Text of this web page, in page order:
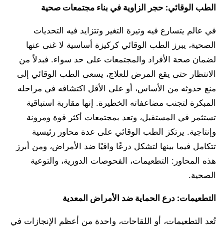
الطب الوقائي: حجر الزاوية في بناء مجتمعات صحية
في عالم يتسارع فيه وتيرة التغير وتتزايد فيه التحديات
الصحية، يبرز الطب الوقائي كركيزة أساسية لا غنى عنها
لضمان صحة الأفراد والمجتمعات على حد سواء. فبدلاً من
الانتظار حتى يقع المرض للعلاج، يسعى الطب الوقائي إلى
منع حدوثه من الأساس، أو على الأقل اكتشافه في مراحله
المبكرة لتجنب مضاعفاته الخطيرة. إنها مقاربة استباقية
تستثمر في المستقبل، وتعد بمجتمعات أكثر قوة ومرونة
وإنتاجية. يرتكز الطب الوقائي على عدة محاور رئيسية
تتكامل فيما بينها لتشكل درعًا واقيًا ضد الأمراض، ومن أبرز
هذه المحاور: التطعيمات، الفحوصات الدورية، والتوعية
الصحية.
التطعيمات: درع الحماية ضد الأمراض المعدية
تُعد التطعيمات، أو اللقاحات، واحدة من أعظم الإنجازات في